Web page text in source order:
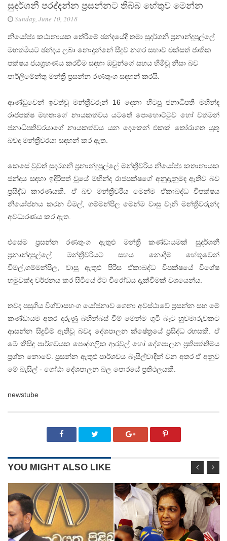
සුදර්ශනී පරද්දන්න ප්‍රසන්නට තිබ්බ හේතුව මෙන්න
Sunday, June 10, 2018
නියෝජ්‍ය කථානායක තේරීමේ ඡන්දයේදී තමා සුදර්ශනී ප්‍රනාන්දුපුල්ලේ
මහත්මියට ඡන්දය ලබා නොදුන්නේ සීදුව නගර සභාව එක්සත් ජාතික
පක්ෂය ජයග්‍රහණය කරවීම සඳහා ඔවුන්ගේ සහය හිමිවූ නිසා බව
පාර්ලිමේන්තු මන්ත්‍රී ප්‍රසන්න රණතුංග සඳහන් කරයි.
ආණ්ඩුවෙන් ඉවත්වූ මන්ත්‍රීවරුන් 16 දෙනා හිටපු ජනාධිපති මහින්ද
රාජපක්ෂ මහතාගේ නායකත්වය යටතේ පොහොට්ටුව හෝ වත්මන්
ජනාධිපතිවරයාගේ නායකත්වය යන දෙකෙන් එකක් තෝරාගත යුතු
බවද මන්ත්‍රීවරයා සඳහන් කර ඇත.
කෙසේ වුවත් සුදර්ශනී ප්‍රනාන්දුපුල්ලේ මන්ත්‍රීවරිය නියෝජ්‍ය කතානායක
ජන්දය සඳහා ඉදිරිපත් වූයේ මහින්ද රාජපක්ෂගේ අනුදැනුමද ඇතිව බව
ප්‍රසිද්ධ කාරණයකි. ඒ බව මන්ත්‍රීවරිය මෙන්ම ඒකාබද්ධ විපක්ෂය
නියෝජනය කරන විමල්, ගම්මන්පිල මෙන්ම වාසු වැනි මන්ත්‍රීවරුන්ද
අවධාරණය කර ඇත.
එසේම ප්‍රසන්න රණතුංග ඇතුළු මන්ත්‍රී කණ්ඩායමක් සුදර්ශනී
ප්‍රනාන්දුපුල්ලේ මන්ත්‍රීවරියට සහය නොදීම හේතුවෙන්
විමල්,ගම්මන්පිල, වාසු ඇතුළු පිරිස ඒකාබද්ධ විපක්ෂයේ විශේෂ
හමුවක්ද වර්ජනය කර සිටියේ ඊට විරෝධය දැක්වීමක් වශයෙන්ය.
තවද පසුගිය විශ්වාසභංග යෝජනාව ගෙනා අවස්ථාවේ ප්‍රසන්න සහ මේ
කණ්ඩායම අතර දරුණු බහින්බස් වීම් මෙන්ම ගුටි බැට හුවමාරුවකට
ආසන්න සිදුවීම් ඇතිවූ බවද දේශපාලන ක්ෂේත්‍රයේ ප්‍රසිද්ධ රහසකි. ඒ
මේ කිසිඳු පාර්ශවයක පෞද්ගලික ආරවුල් හෝ දේශපාලන ප්‍රතිපත්තිමය
ප්‍රශ්න නොවේ. ප්‍රසන්න ඇතුළු පාර්ශවය බැසිල්වාදීන් වන අතර ඒ අනුව
මේ බැසිල් - ගෝඨා දේශපාලන බල පොරයේ ප්‍රතිථලයකි.
newstube
YOU MIGHT ALSO LIKE